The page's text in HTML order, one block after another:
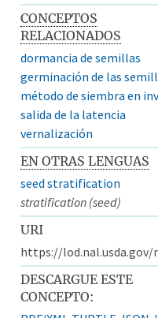
CONCEPTOS
RELACIONADOS
dormancia de semillas
germinación de las
método de siembra en
salida de la latencia
vernalización
EN OTRAS LENGUAS
seed stratification
stratification (seed)
URI
https://lod.nal.usda.gov/
DESCARGUE ESTE
CONCEPTO: